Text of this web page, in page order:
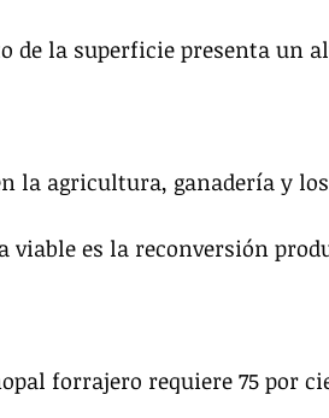
de la superficie presenta un
la agricultura, ganadería y
viable es la reconversión
forrajero requiere 75 por